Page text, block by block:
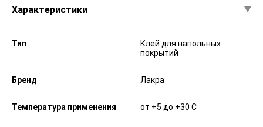
Характеристики
Тип
Клей для напольных
покрытий
Бренд Лакра
Температура применения от +5 до +30 C